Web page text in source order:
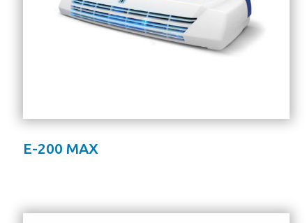
E-200 MAX